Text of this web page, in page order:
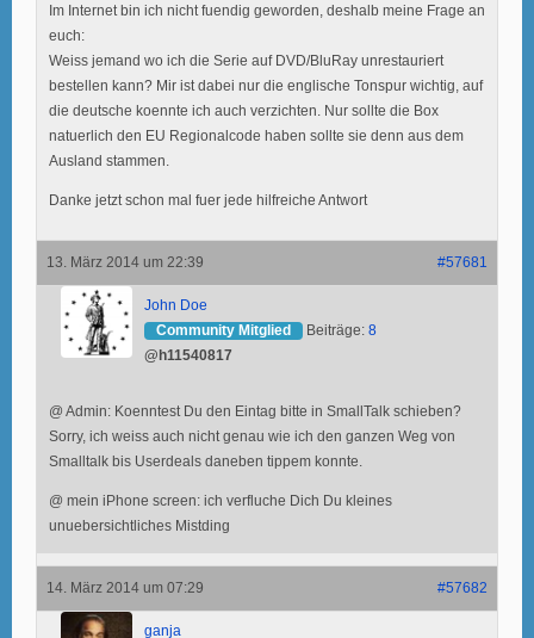
Im Internet bin ich nicht fuendig geworden, deshalb meine Frage an
euch:
Weiss jemand wo ich die Serie auf DVD/BluRay unrestauriert
bestellen kann? Mir ist dabei nur die englische Tonspur wichtig, auf
die deutsche koennte ich auch verzichten. Nur sollte die Box
natuerlich den EU Regionalcode haben sollte sie denn aus dem
Ausland stammen.
Danke jetzt schon mal fuer jede hilfreiche Antwort
13. März 2014 um 22:39 #57681
John Doe
Community Mitglied
Beiträge: 8
@h11540817
@ Admin: Koenntest Du den Eintag bitte in SmallTalk schieben?
Sorry, ich weiss auch nicht genau wie ich den ganzen Weg von
Smalltalk bis Userdeals daneben tippem konnte.
@ mein iPhone screen: ich verfluche Dich Du kleines
unuebersichtliches Mistding
14. März 2014 um 07:29 #57682
ganja